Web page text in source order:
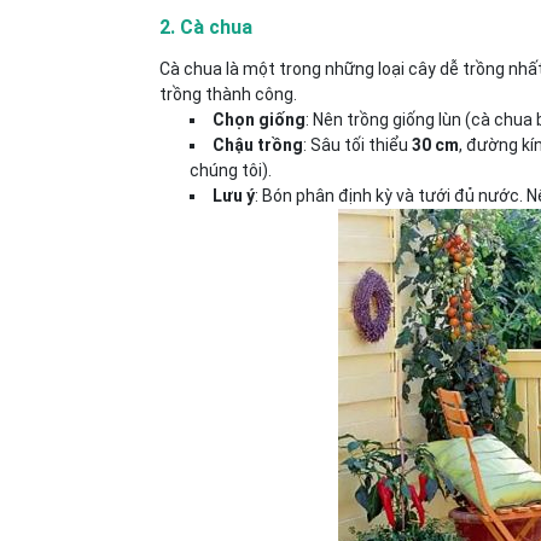
2. Cà chua
Cà chua là một trong những loại cây dễ trồng
trồng thành công.
Chọn giống: Nên trồng giống lùn (cà
Chậu trồng: Sâu tối thiểu 30 cm, đường
chúng tôi).
Lưu ý: Bón phân định kỳ và tưới đủ nước.